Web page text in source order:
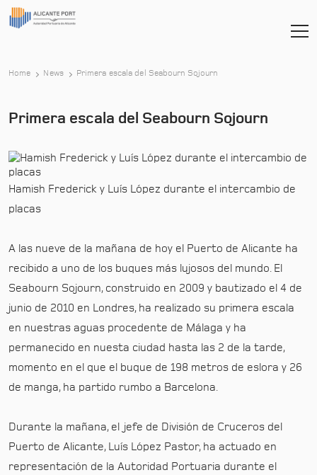
Home News Primera escala del Seabourn Sojourn
Primera escala del Seabourn Sojourn
Hamish Frederick y Luís López durante el intercambio de
placas
A las nueve de la mañana de hoy el Puerto de Alicante ha
recibido a uno de los buques más lujosos del mundo. El
Seabourn Sojourn, construido en 2009 y bautizado el 4 de
junio de 2010 en Londres, ha realizado su primera escala
en nuestras aguas procedente de Málaga y ha
permanecido en nuesta ciudad hasta las 2 de la tarde,
momento en el que el buque de 198 metros de eslora y 26
de manga, ha partido rumbo a Barcelona.
Durante la mañana, el jefe de División de Cruceros del
Puerto de Alicante, Luís López Pastor, ha actuado en
representación de la Autoridad Portuaria durante el